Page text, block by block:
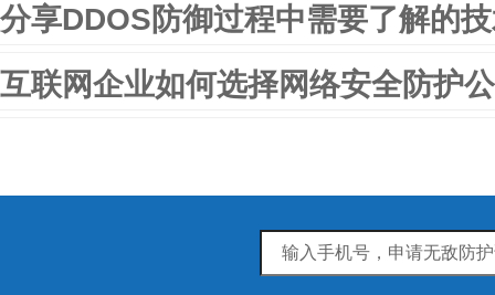
分享DDOS防御过程中需要了解的
互联网企业如何选择网络安全防护